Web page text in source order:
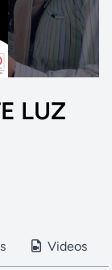
LUZ
Videos